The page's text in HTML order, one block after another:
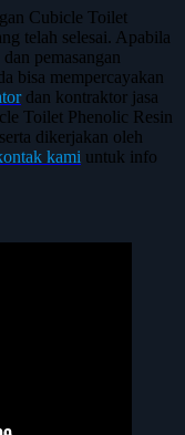
Cubicle Toilet
telah selesai. Apabila
pemasangan
bisa mempercayakan
dan kontraktor jasa
Toilet Phenolic Resin
dikerjakan oleh
kami untuk info